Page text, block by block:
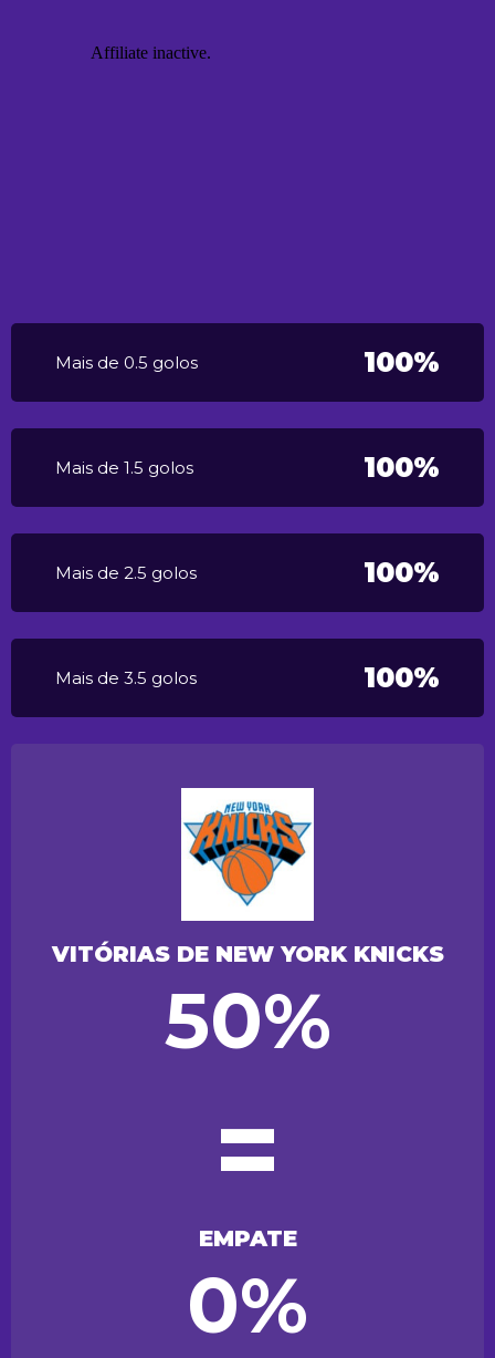
Mais de 0.5 golos 100%
Mais de 1.5 golos 100%
Mais de 2.5 golos 100%
Mais de 3.5 golos 100%
VITÓRIAS DE NEW YORK KNICKS
50%
=
EMPATE
0%